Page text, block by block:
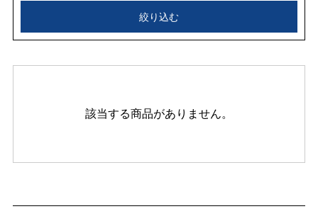
絞り込む
該当する商品がありません。